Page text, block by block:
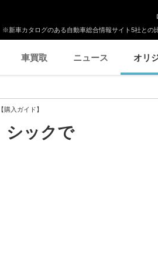
※新車カタログのある自動車総合情報サイト5社との
車買取 ニュース オリ
入ガイド】
シックで